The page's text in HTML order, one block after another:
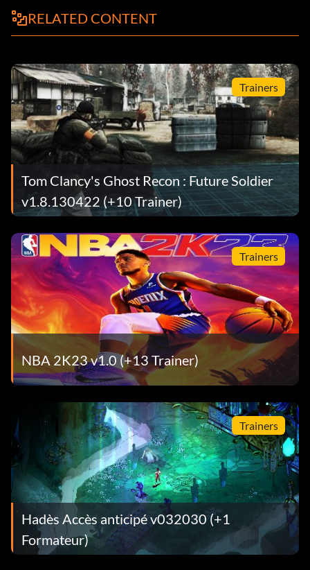
RELATED CONTENT
Trainers
Tom Clancy's Ghost Recon : Future Soldier
v1.8.130422 (+10 Trainer)
Trainers
NBA 2K23 v1.0 (+13 Trainer)
Trainers
Hadès Accès anticipé v032030 (+1
Formateur)